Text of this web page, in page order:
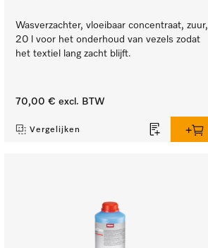
Wasverzachter, vloeibaar concentraat, zuur,
20 l voor het onderhoud van vezels zodat
het textiel lang zacht blijft.
70,00 € excl. BTW
Vergelijken